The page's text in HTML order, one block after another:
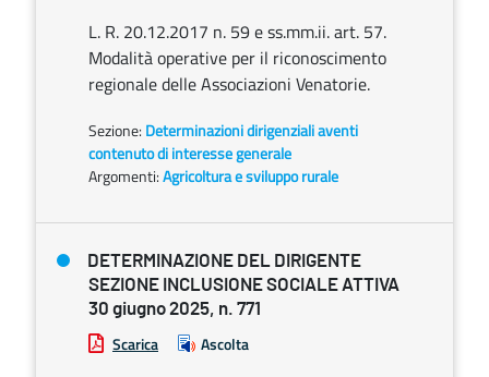
L. R. 20.12.2017 n. 59 e ss.mm.ii. art. 57.
Modalità operative per il riconoscimento
regionale delle Associazioni Venatorie.
Sezione: Determinazioni dirigenziali aventi
contenuto di interesse generale
Argomenti:Agricoltura e sviluppo rurale
DETERMINAZIONE DEL DIRIGENTE
SEZIONE INCLUSIONE SOCIALE ATTIVA
30 giugno 2025, n. 771
Scarica Ascolta